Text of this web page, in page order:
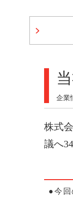
企業
株式
議へ
●今